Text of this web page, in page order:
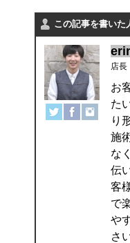
この記事を書いた
店長
お
た
り
施
な
伝
客
で
や
さ